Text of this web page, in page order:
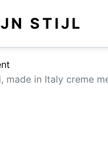
STIJL
made in Italy creme